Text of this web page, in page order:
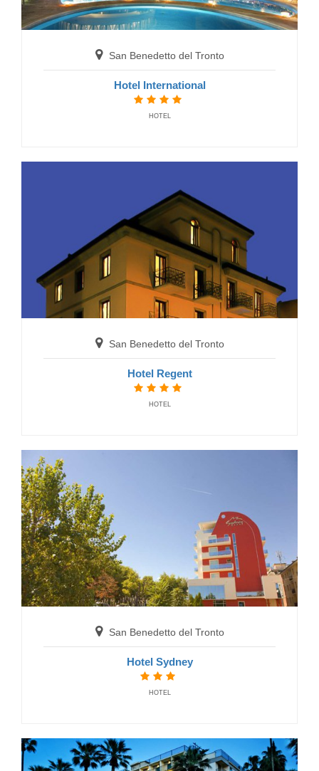
San Benedetto del Tronto
Hotel International
HOTEL
San Benedetto del Tronto
Hotel Regent
HOTEL
San Benedetto del Tronto
Hotel Sydney
HOTEL